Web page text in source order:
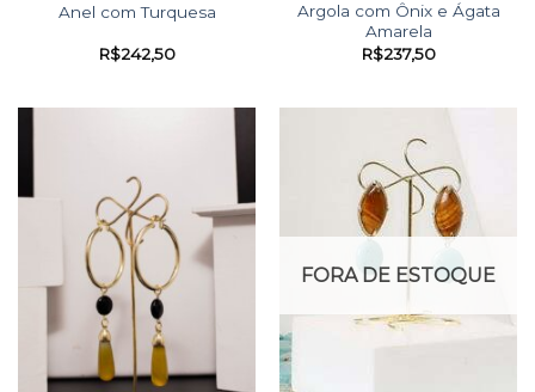
Anel com Turquesa
R$242,50
Argola com Ônix e Ágata
Amarela
R$237,50
FORA DE ESTOQUE